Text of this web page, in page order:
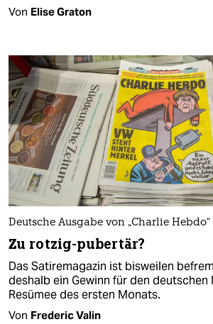
Von Elise Graton
Deutsche Ausgabe von „Charlie Hebdo“
Zu rotzig-pubertär?
Das Satiremagazin ist bisweilen
deshalb ein Gewinn für den deutschen
Resümee des ersten Monats.
Von Frederic Valin